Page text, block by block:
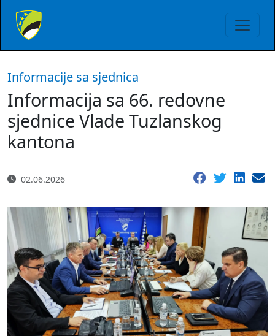
Informacije sa sjednica
Informacija sa 66. redovne
sjednice Vlade Tuzlanskog
kantona
02.06.2026